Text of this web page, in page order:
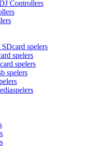
Controllers
spelers
spelers
spelers
spelers